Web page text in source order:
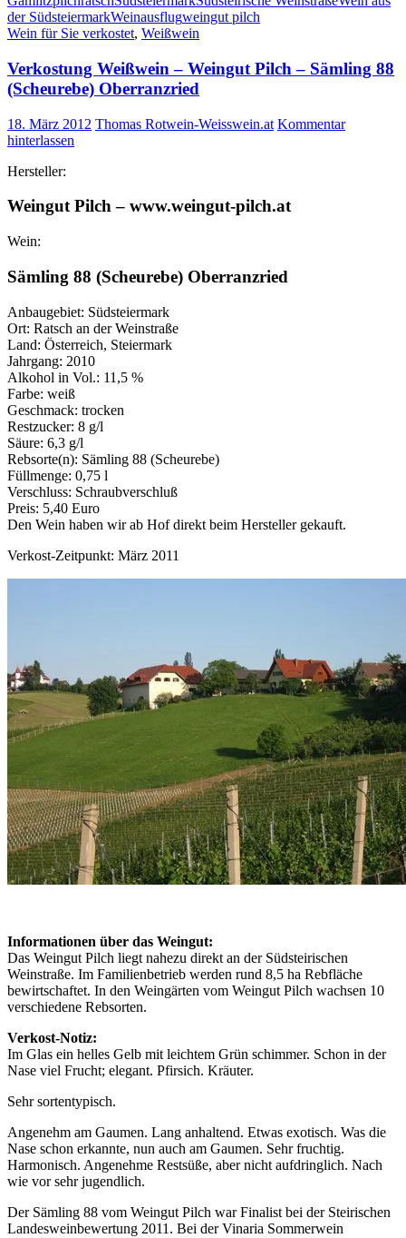
der SüdsteiermarkWeinausflugweingut pilch
Wein für Sie verkostet, Weißwein
Verkostung Weißwein – Weingut Pilch – Sämling 88
(Scheurebe) Oberranzried
18. März 2012 Thomas Rotwein-Weisswein.at Kommentar
hinterlassen
Hersteller:
Weingut Pilch – www.weingut-pilch.at
Wein:
Sämling 88 (Scheurebe) Oberranzried
Anbaugebiet: Südsteiermark
Ort: Ratsch an der Weinstraße
Land: Österreich, Steiermark
Jahrgang: 2010
Alkohol in Vol.: 11,5 %
Farbe: weiß
Geschmack: trocken
Restzucker: 8 g/l
Säure: 6,3 g/l
Rebsorte(n): Sämling 88 (Scheurebe)
Füllmenge: 0,75 l
Verschluss: Schraubverschluß
Preis: 5,40 Euro
Den Wein haben wir ab Hof direkt beim Hersteller gekauft.
Verkost-Zeitpunkt: März 2011
Informationen über das Weingut:
Das Weingut Pilch liegt nahezu direkt an der Südsteirischen
Weinstraße. Im Familienbetrieb werden rund 8,5 ha Rebfläche
bewirtschaftet. In den Weingärten vom Weingut Pilch wachsen 10
verschiedene Rebsorten.
Verkost-Notiz:
Im Glas ein helles Gelb mit leichtem Grün schimmer. Schon in der
Nase viel Frucht; elegant. Pfirsich. Kräuter.
Sehr sortentypisch.
Angenehm am Gaumen. Lang anhaltend. Etwas exotisch. Was die
Nase schon erkannte, nun auch am Gaumen. Sehr fruchtig.
Harmonisch. Angenehme Restsüße, aber nicht aufdringlich. Nach
wie vor sehr jugendlich.
Der Sämling 88 vom Weingut Pilch war Finalist bei der Steirischen
Landesweinbewertung 2011. Bei der Vinaria Sommerwein